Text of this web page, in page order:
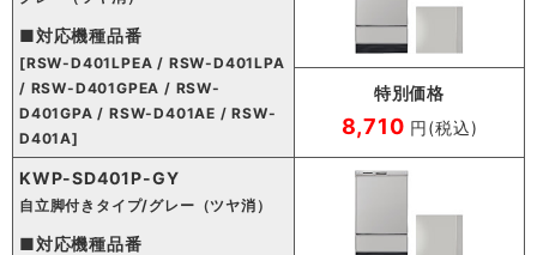
■対応機種品番
[RSW-D401LPEA / RSW-D401LPA
/ RSW-D401GPEA / RSW-
D401GPA / RSW-D401AE / RSW-
D401A]
特別価格
8,710 円(税込)
KWP-SD401P-GY
自立脚付きタイプ/グレー（ツヤ消）
■対応機種品番